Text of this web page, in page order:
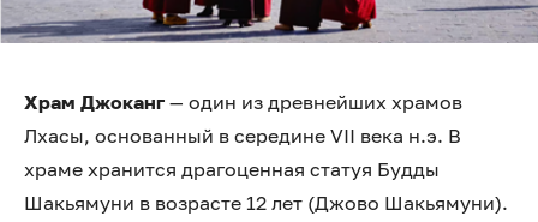
Храм Джоканг — один из древнейших храмов
Лхасы, основанный в середине VII века н.э. В
храме хранится драгоценная статуя Будды
Шакьямуни в возрасте 12 лет (Джово Шакьямуни).